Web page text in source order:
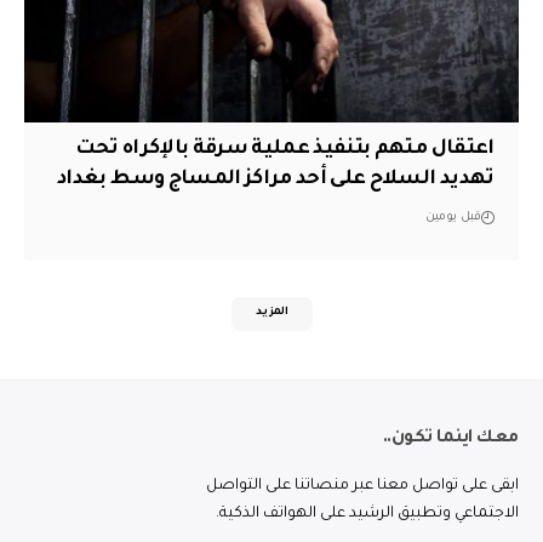
اعتقال متهم بتنفيذ عملية سرقة بالإكراه تحت
تهديد السلاح على أحد مراكز المساج وسط بغداد
قبل يومين
المزيد
معك اينما تكون..
ابقى على تواصل معنا عبر منصاتنا على التواصل
الاجتماعي وتطبيق الرشيد على الهواتف الذكية.